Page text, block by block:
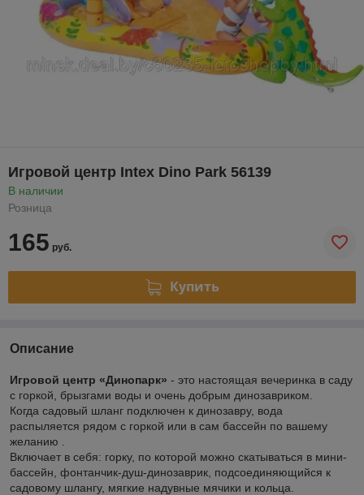
Игровой центр Intex Dino Park 56139
В наличии
Розница
165 руб.
Купить
Описание
Игровой центр «Динопарк» - это настоящая вечеринка в саду
с горкой, брызгами воды и очень добрым динозавриком.
Когда садовый шланг подключен к динозавру, вода
распыляется рядом с горкой или в сам бассейн по вашему
желанию .
Включает в себя: горку, по которой можно скатываться в мини-
бассейн, фонтанчик-душ-динозаврик, подсоединяющийся к
садовому шлангу, мягкие надувные мячики и кольца.